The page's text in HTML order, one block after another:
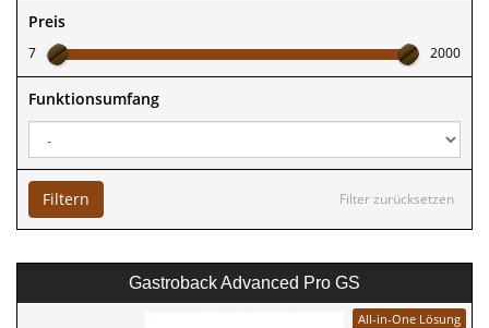
Preis
7 2000
Funktionsumfang
Filter zurücksetzen
Filtern
Gastroback Advanced Pro GS
All-in-One Lösung